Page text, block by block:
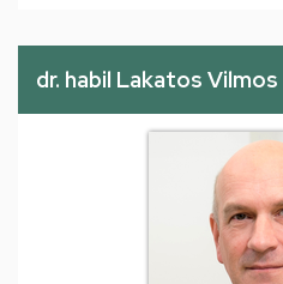
dr. habil Lakatos Vilmos